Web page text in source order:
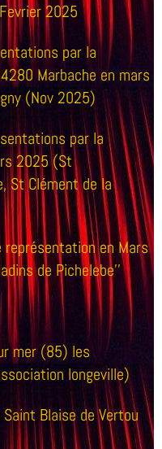
2025
par la
Marbache en mars
(Nov 2025)
par la
2025 (St
St Clément de la
en Mars
de Pichelebe''
mer (85) les
longeville)
Saint Blaise de Vertou